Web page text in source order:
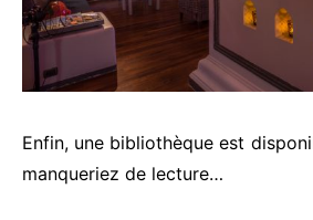
Enfin, une bibliothèque est
manqueriez de lecture…